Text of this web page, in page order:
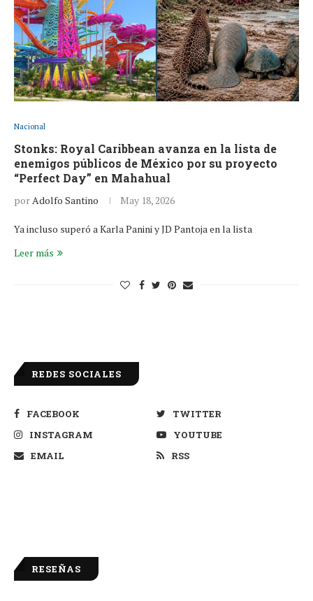
Nacional
Stonks: Royal Caribbean avanza en la lista de
enemigos públicos de México por su proyecto
“Perfect Day” en Mahahual
porAdolfo Santino May 18, 2026
Ya incluso superó a Karla Panini y JD Pantoja en la lista
Leer más
REDES SOCIALES
FACEBOOK
TWITTER
INSTAGRAM
YOUTUBE
EMAIL
RSS
RESEÑAS